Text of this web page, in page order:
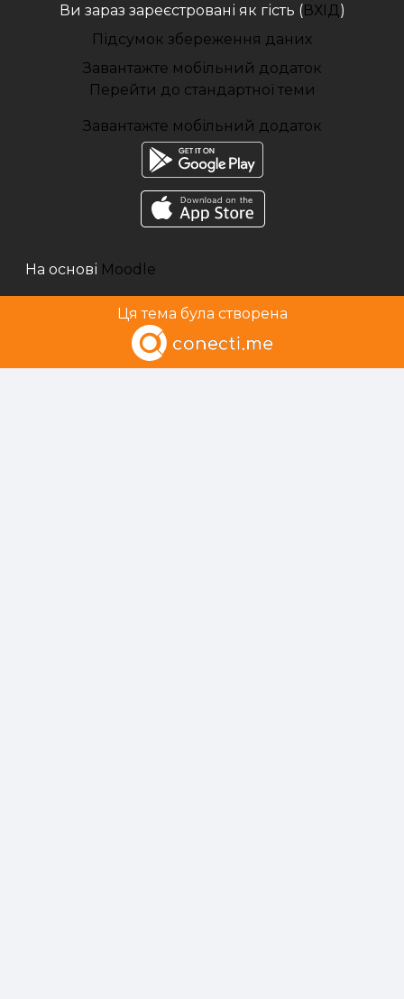
Ви зараз зареєстровані як гість (ВХІД )
Підсумок збереження даних
Завантажте мобільний додаток
Перейти до стандартної теми
Завантажте мобільний додаток
На основі Moodle
Ця тема була створена